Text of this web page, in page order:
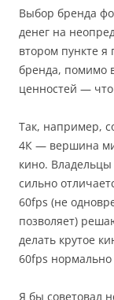
Выбор бренда
денег на
втором пункте я
бренда, помимо
ценностей —
Так, например,
4К — вершина
кино.
сильно
60fps (не
позволяет)
делать крутое
60fps
Я бы советовал